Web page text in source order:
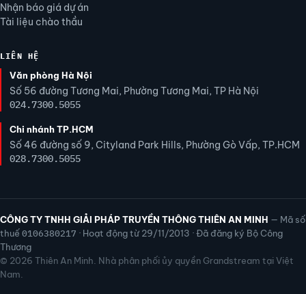
Nhận báo giá dự án
Tài liệu chào thầu
LIÊN HỆ
Văn phòng Hà Nội
Số 56 đường Tương Mai, Phường Tương Mai, TP Hà Nội
024.7300.5055
Chi nhánh TP.HCM
Số 46 đường số 9, Cityland Park Hills, Phường Gò Vấp, TP.HCM
028.7300.5055
CÔNG TY TNHH GIẢI PHÁP TRUYỀN THÔNG THIÊN AN MINH — Mã số
thuế 0106380217 · Hoạt động từ 29/11/2013 · Đã đăng ký Bộ Công
Thương
© 2026 Thiên An Minh. Nhà phân phối ủy quyền Grandstream tại Việt
Nam.